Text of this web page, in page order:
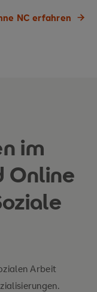
NC erfahren
im
Online
Arbeit